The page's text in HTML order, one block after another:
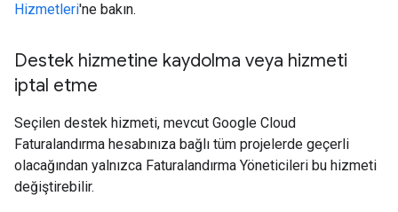
Hizmetleri'ne bakın.
Destek hizmetine kaydolma veya hizmeti
iptal etme
Seçilen destek hizmeti, mevcut Google Cloud
Faturalandırma hesabınıza bağlı tüm projelerde geçerli
olacağından yalnızca Faturalandırma Yöneticileri bu hizmeti
değiştirebilir.